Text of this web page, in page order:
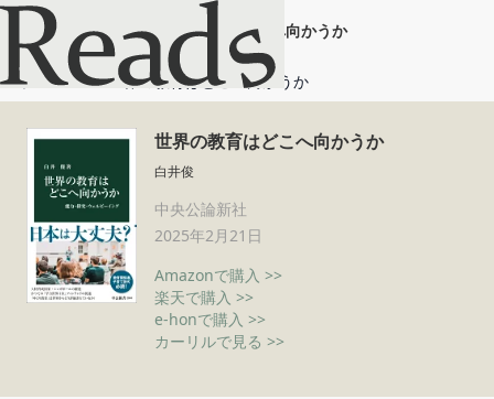
世界の教育はどこへ向かうか
ホーム 世界の教育はどこへ向かうか
世界の教育はどこへ向かうか
白井俊
中央公論新社
2025年2月21日
Amazonで購入 >>
楽天で購入 >>
e-honで購入 >>
カーリルで見る >>